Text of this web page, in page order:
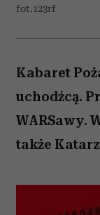
fot.123rf
Kabaret
uchodźcą.
WARSawy.
także